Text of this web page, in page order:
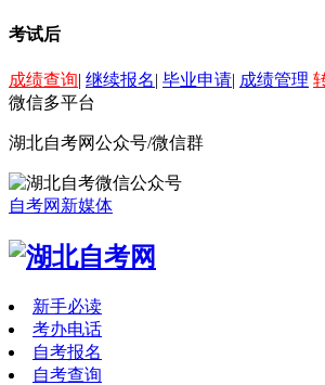
考试后
成绩查询| 继续报名| 毕业申请| 成绩管理
微信多平台
湖北自考网公众号/微信群
自考网新媒体
新手必读
考办电话
自考报名
自考查询